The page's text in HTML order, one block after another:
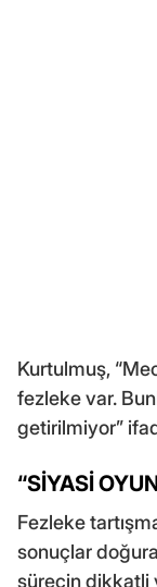
Kurtulmuş,
fezleke var.
getirilmiyor”
“SİYASİ
Fezleke
sonuçlar
sürecin dikkatli